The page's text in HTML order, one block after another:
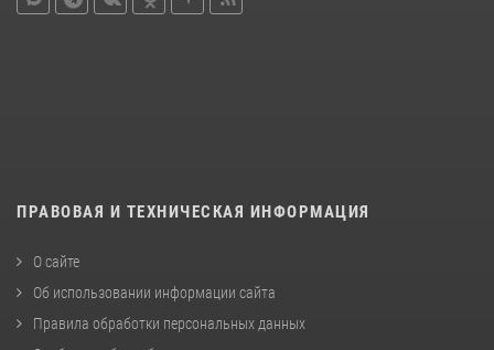
ПРАВОВАЯ И ТЕХНИЧЕСКАЯ ИНФОРМАЦИЯ
О сайте
Об использовании информации сайта
Правила обработки персональных данных